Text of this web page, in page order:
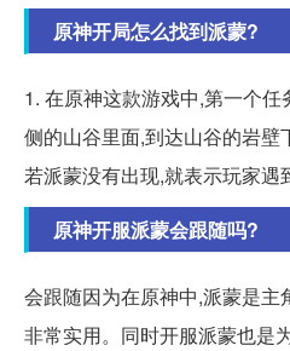
原神开局怎么找到派蒙?
1. 在原神这款游戏中,第一个
侧的山谷里面,到达山谷的岩壁
若派蒙没有出现,就表示玩家遇
原神开服派蒙会跟随吗?
会跟随因为在原神中,派蒙是
非常实用。同时开服派蒙也是